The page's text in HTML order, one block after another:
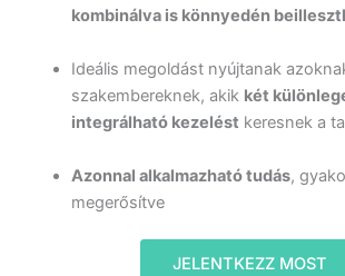
kombinálva is könnyedén
Ideális megoldást nyújtanak
szakembereknek, akik két
integrálható kezelést keresnek a
Azonnal alkalmazható tudás,
megerősítve
JELENTKEZZ MOST